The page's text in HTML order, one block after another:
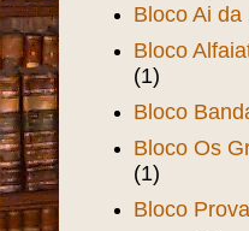
Bloco Ai da
Bloco
(1)
Bloco
Bloco Os
(1)
Bloco